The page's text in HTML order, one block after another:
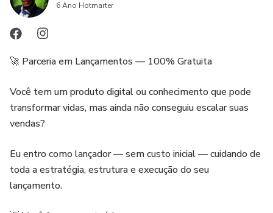
6 Ano Hotmarter
🚀 Parceria em Lançamentos — 100% Gratuita
Você tem um produto digital ou conhecimento que pode
transformar vidas, mas ainda não conseguiu escalar suas
vendas?
Eu entro como lançador — sem custo inicial — cuidando de
toda a estratégia, estrutura e execução do seu
lançamento.